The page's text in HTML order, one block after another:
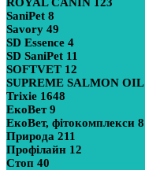
SaniPet 8
Savory 49
SD Essence 4
SD SaniPet 11
SOFTVET 12
SUPREME SALMON OIL
Trixie 1648
ЕкоВет9
ЕкоВет, фітокомплекси 8
Природа 211
Профілайн 12
Стоп 40